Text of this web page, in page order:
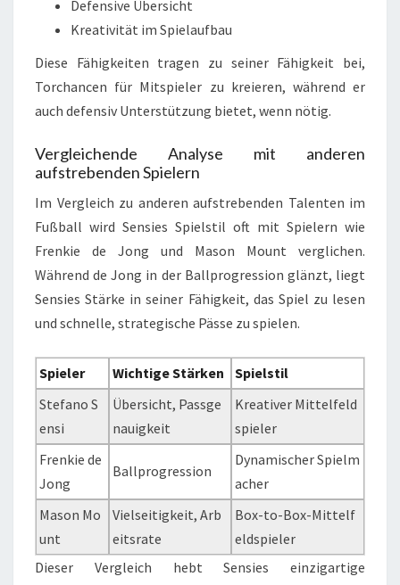
Defensive Übersicht
Kreativität im Spielaufbau
Diese Fähigkeiten tragen zu seiner Fähigkeit bei,
Torchancen für Mitspieler zu kreieren, während er
auch defensiv Unterstützung bietet, wenn nötig.
Vergleichende Analyse mit anderen
aufstrebenden Spielern
Im Vergleich zu anderen aufstrebenden Talenten im
Fußball wird Sensies Spielstil oft mit Spielern wie
Frenkie de Jong und Mason Mount verglichen.
Während de Jong in der Ballprogression glänzt, liegt
Sensies Stärke in seiner Fähigkeit, das Spiel zu lesen
und schnelle, strategische Pässe zu spielen.
Spieler Wichtige Stärken
Spielstil
Stefano S
ensi
Übersicht, Passge
nauigkeit
Kreativer Mittelfeld
spieler
Frenkie de
Jong
Ballprogression
Dynamischer Spielm
acher
Mason Mo
unt
Vielseitigkeit, Arb
eitsrate
Box-to-Box-Mittelf
eldspieler
Dieser Vergleich hebt Sensies einzigartige